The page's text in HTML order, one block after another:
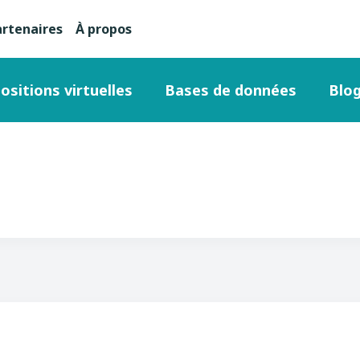
À propos
virtuelles Bases de données